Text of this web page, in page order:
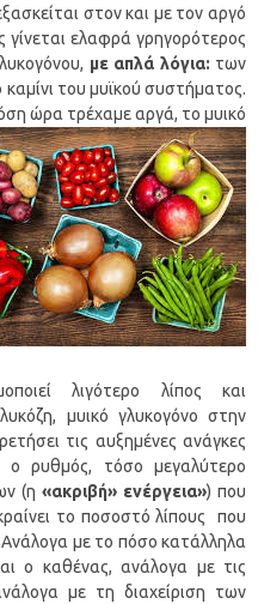
στον και με τον αργό
ελαφρά γρηγορότερος
με απλά λόγια: των
του μυϊκού συστήματος.
ώρα τρέχαμε αργά, το μυικό
λιγότερο λίπος και
μυικό γλυκογόνο στην
τις αυξημένες ανάγκες
ο ρυθμός, τόσο μεγαλύτερο
(η «ακριβή» ενέργεια») που
το ποσοστό λίπους που
με το πόσο κατάλληλα
ο καθένας, ανάλογα με τις
με τη διαχείριση των